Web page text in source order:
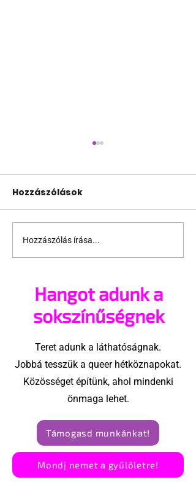
Perfect Endings – Egy
újrakezdés, amire
vágyunk
Hozzászólások
Hozzászólás írása...
Hangot adunk a
sokszínűségnek
Teret adunk a láthatóságnak.
Jobbá tesszük a queer hétköznapokat.
Közösséget építünk, ahol mindenki
önmaga lehet.
Támogasd munkánkat!
Mondj nemet a gyűlöletre!